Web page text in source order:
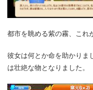
都市を眺める紫の霧、これ
彼女は何とか命を助かりま
は壮絶な物となりました。